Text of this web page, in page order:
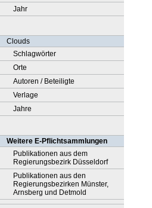
Jahr
Clouds
Schlagwörter
Orte
Autoren / Beteiligte
Verlage
Jahre
Weitere E-Pflichtsammlungen
Publikationen aus dem
Regierungsbezirk Düsseldorf
Publikationen aus den
Regierungsbezirken Münster,
Arnsberg und Detmold